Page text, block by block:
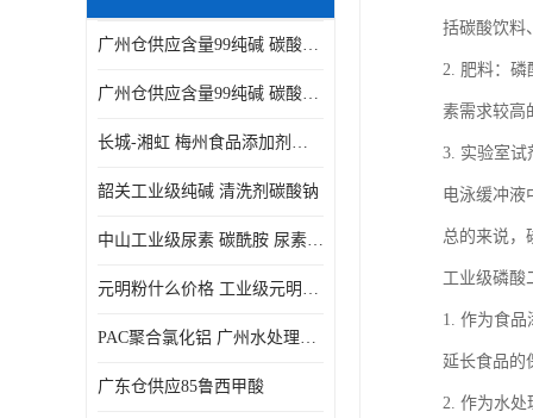
广州仓供应含量99纯碱 碳酸钠 工业级99含量水处理 酸类中和
广州仓供应含量99纯碱 碳酸钠 工业级99含量水处理 生活洗涤
长城-湘虹 梅州食品添加剂焦亚硫酸钠 作防腐剂
韶关工业级纯碱 清洗剂碳酸钠
中山工业级尿素 碳酰胺 尿素是一种高浓度氮肥
元明粉什么价格 工业级元明粉 无水硫酸钠 硫酸钠 合成洗涤剂的填充料
PAC聚合氯化铝 广州水处理药剂聚合氯化铝PAC 工业污水废水城镇生活污水的净化处理
广东仓供应85鲁西甲酸
括碳酸饮料
2. 肥料：磷
素需求较高
3. 实验室试
电泳缓冲液
总的来说，
工业级磷酸
1. 作为食
延长食品的
2. 作为水处